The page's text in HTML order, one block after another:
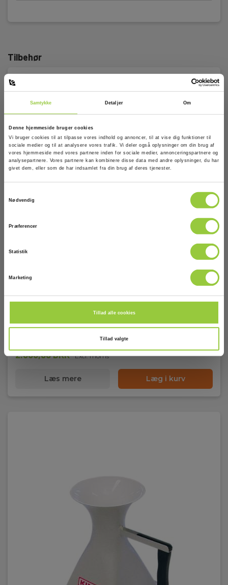
Samtykke Detaljer Om
Denne hjemmeside bruger cookies
Vi bruger cookies til at tilpasse vores indhold og annoncer, til at vise dig funktioner til
sociale medier og til at analysere vores trafik. Vi deler også oplysninger om din brug af
vores hjemmeside med vores partnere inden for sociale medier, annonceringspartnere og
analysepartnere. Vores partnere kan kombinere disse data med andre oplysninger, du har
givet dem, eller som de har indsamlet fra din brug af deres tjenester.
Nødvendig
Præferencer
Statistik
Marketing
Tillad alle cookies
Tillad valgte
30 m³/h - 750 m³/h
Varmetråd
Ventilationstragten kan ikke foldes sammen
Tilbehør
Kimo/Sauermann K35. Måletragt 200x200mm
EL-NR 8798332846
2.635,00 DKK Excl. moms
Læs mere Læg i kurv